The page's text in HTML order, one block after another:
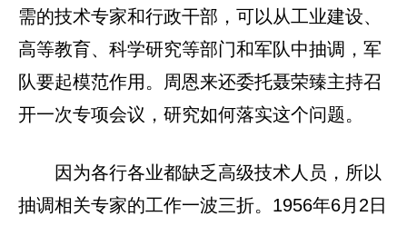
需的技术专家和行政干部，可以从工业建设、
高等教育、科学研究等部门和军队中抽调，军
队要起模范作用。周恩来还委托聂荣臻主持召
开一次专项会议，研究如何落实这个问题。
因为各行各业都缺乏高级技术人员，所以
抽调相关专家的工作一波三折。1956年6月2日